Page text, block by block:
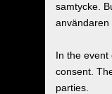
samtycke.
användaren
In the event
consent.
parties.